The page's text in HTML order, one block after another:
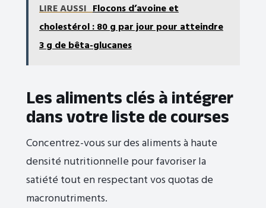
LIRE AUSSI Flocons d’avoine et
cholestérol : 80 g par jour pour atteindre
3 g de bêta-glucanes
Les aliments clés à intégrer
dans votre liste de courses
Concentrez-vous sur des aliments à haute
densité nutritionnelle pour favoriser la
satiété tout en respectant vos quotas de
macronutriments.